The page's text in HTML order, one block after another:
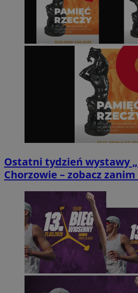
Ostatni tydzień wystawy
Chorzowie – zobacz